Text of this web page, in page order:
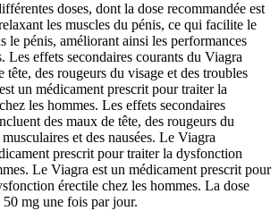
doses, dont la dose recommandée est
les muscles du pénis, ce qui facilite le
le pénis, améliorant ainsi les performances
Les effets secondaires courants du Viagra
tête, des rougeurs du visage et des troubles
un médicament prescrit pour traiter la
les hommes. Les effets secondaires
des maux de tête, des rougeurs du
et des nausées. Le Viagra
prescrit pour traiter la dysfonction
Le Viagra est un médicament prescrit pour
érectile chez les hommes. La dose
50 mg une fois par jour.